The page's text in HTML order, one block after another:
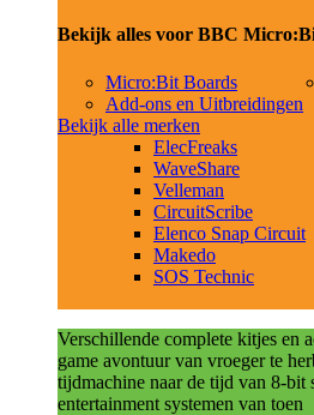
Bekijk alles voor BBC
Micro:Bit Boards
Add-ons en Uitbreidingen
Bekijk alle merken
ElecFreaks
WaveShare
Velleman
CircuitScribe
Elenco Snap Circuit
Makedo
SOS Technic
Verschillende complete kitjes en
game avontuur van vroeger te
tijdmachine naar de tijd van 8-bit
entertainment systemen van toen